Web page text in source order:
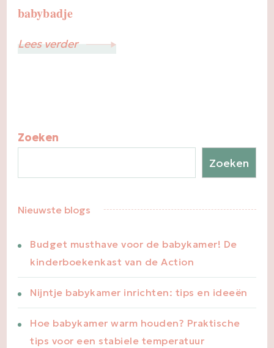
babybadje
Lees verder
Zoeken
Zoeken
Nieuwste blogs
Budget musthave voor de babykamer! De
kinderboekenkast van de Action
Nijntje babykamer inrichten: tips en ideeën
Hoe babykamer warm houden? Praktische
tips voor een stabiele temperatuur